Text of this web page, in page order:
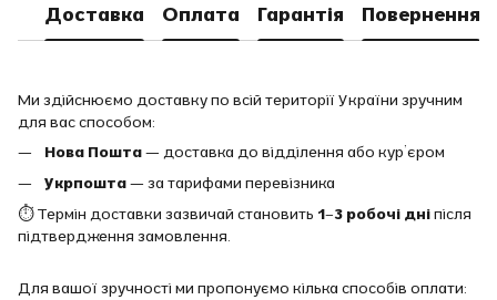
Доставка Оплата Гарантія Повернення
Ми здійснюємо доставку по всій території України зручним
для вас способом:
Нова Пошта— доставка до відділення або кур’єром
Укрпошта— за тарифами перевізника
⏱ Термін доставки зазвичай становить 1–3 робочі дніпісля
підтвердження замовлення.
Для вашої зручності ми пропонуємо кілька способів оплати: